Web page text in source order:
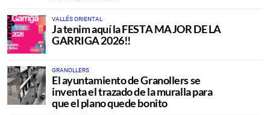
VALLÉS ORIENTAL
Ja tenim aquí la FESTA MAJOR DE LA
GARRIGA 2026!!
GRANOLLERS
El ayuntamiento de Granollers se
inventa el trazado de la muralla para
que el plano quede bonito